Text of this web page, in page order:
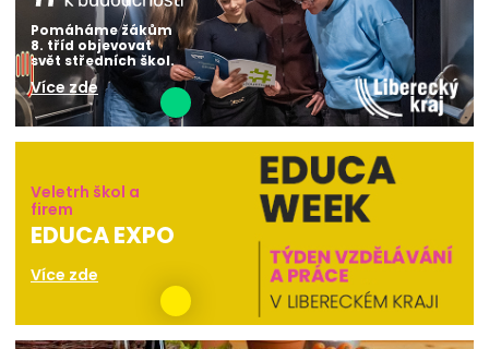
Pomáháme žákům
8. tříd objevovat
svět středních škol.
Více zde
Veletrh škol a
firem
EDUCA EXPO
Více zde